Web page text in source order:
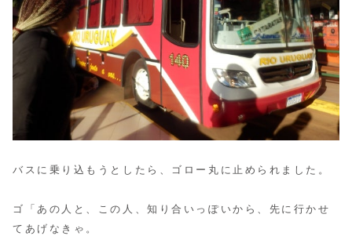
バスに乗り込もうとしたら、ゴロー丸に止められました。
ゴ「あの人と、この人、知り合いっぽいから、先に行かせ
てあげなきゃ。